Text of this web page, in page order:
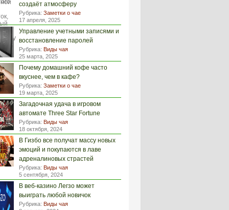
создаёт атмосферу
Рубрика: Заметки о чае
17 апреля, 2025
Управление учетными записями и
восстановление паролей
Рубрика: Виды чая
25 марта, 2025
Почему домашний кофе часто
вкуснее, чем в кафе?
Рубрика: Заметки о чае
19 марта, 2025
Загадочная удача в игровом
автомате Three Star Fortune
Рубрика: Виды чая
18 октября, 2024
В Гизбо все получат массу новых
эмоций и покупаются в лаве
адреналиновых страстей
Рубрика: Виды чая
5 сентября, 2024
В веб-казино Легзо может
выиграть любой новичок
Рубрика: Виды чая